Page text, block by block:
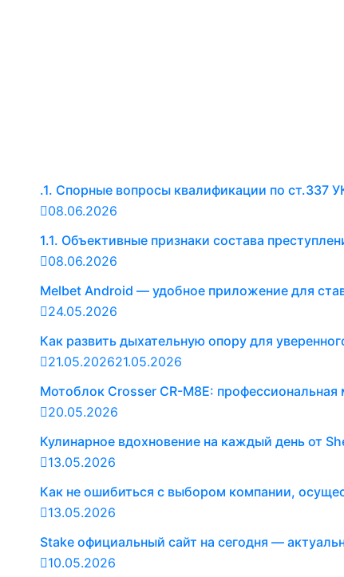
.1. Спорные вопросы квалификации по ст.337
08.06.2026
1.1. Объективные признаки состава
08.06.2026
Melbet Android — удобное приложение для
24.05.2026
Как развить дыхательную опору для
21.05.202621.05.2026
Мотоблок Crosser CR-M8E:
20.05.2026
Кулинарное вдохновение на каждый день от
13.05.2026
Как не ошибиться с выбором компании,
13.05.2026
Stake официальный сайт на сегодня —
10.05.2026